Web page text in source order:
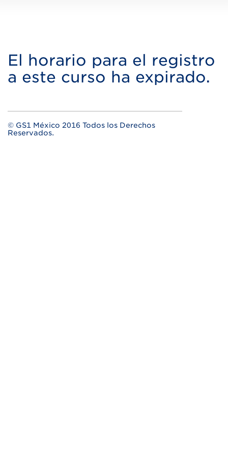
El horario para el registro
a este curso ha expirado.
© GS1 México 2016 Todos los Derechos
Reservados.